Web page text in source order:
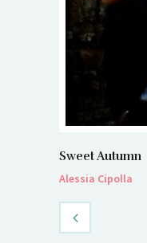
Sweet Autumn
Alessia Cipolla